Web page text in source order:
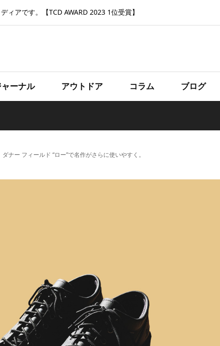
ィアです。【TCD AWARD 2023 1位受賞】
ーナル アウトドア コラム ブログ
ダナー フィールド “ロー”で名作がさらに使いやすく。